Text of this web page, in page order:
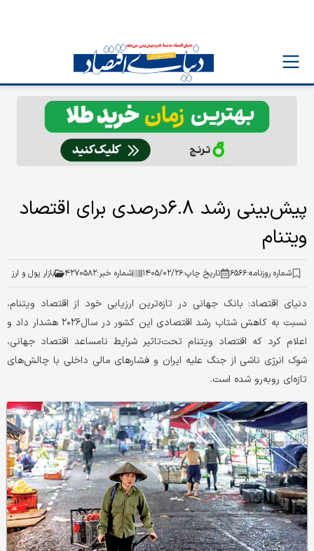
پیش‌بینی رشد ۶.۸درصدی برای اقتصاد
ویتنام
شماره روزنامه:۶۵۶۶ تاریخ چاپ:۱۴۰۵/۰۲/۲۶ شماره خبر:۴۲۷۰۵۸۲ بازار پول و ارز
دنیای اقتصاد: بانک جهانی در تازه‌ترین ارزیابی خود از اقتصاد ویتنام،
نسبت به کاهش شتاب رشد اقتصادی این کشور در سال۲۰۲۶ هشدار داد و
اعلام کرد که اقتصاد ویتنام تحت‌تاثیر شرایط نامساعد اقتصاد جهانی،
شوک انرژی ناشی از جنگ علیه ایران و فشارهای مالی داخلی با چالش‌های
تازه‌ای روبه‌رو شده است.